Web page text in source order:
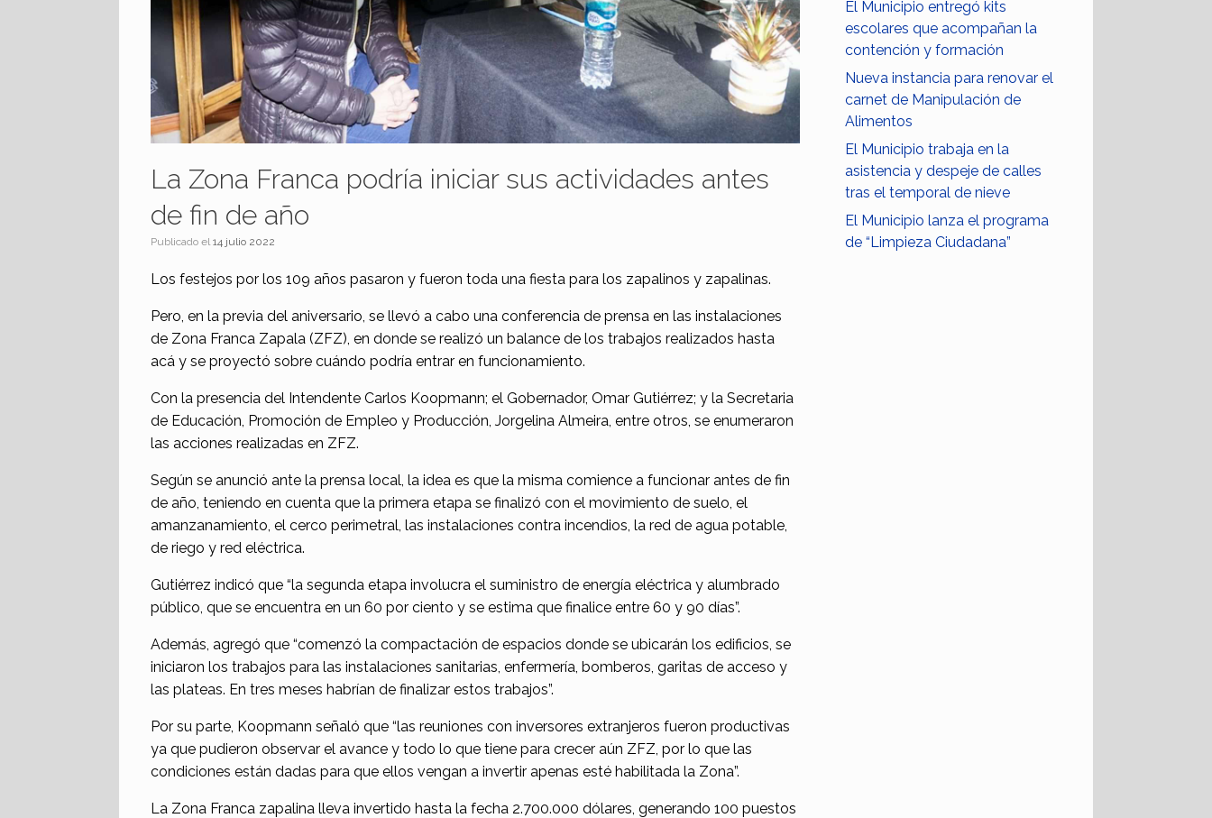
La Zona Franca podría iniciar sus actividades antes
de fin de año
Publicado el14 julio 2022
Los festejos por los 109 años pasaron y fueron toda una fiesta para los zapalinos y zapalinas.
Pero, en la previa del aniversario, se llevó a cabo una conferencia de prensa en las instalaciones
de Zona Franca Zapala (ZFZ), en donde se realizó un balance de los trabajos realizados hasta
acá y se proyectó sobre cuándo podría entrar en funcionamiento.
Con la presencia del Intendente Carlos Koopmann; el Gobernador, Omar Gutiérrez; y la Secretaria
de Educación, Promoción de Empleo y Producción, Jorgelina Almeira, entre otros, se enumeraron
las acciones realizadas en ZFZ.
Según se anunció ante la prensa local, la idea es que la misma comience a funcionar antes de fin
de año, teniendo en cuenta que la primera etapa se finalizó con el movimiento de suelo, el
amanzanamiento, el cerco perimetral, las instalaciones contra incendios, la red de agua potable,
de riego y red eléctrica.
Gutiérrez indicó que “la segunda etapa involucra el suministro de energía eléctrica y alumbrado
público, que se encuentra en un 60 por ciento y se estima que finalice entre 60 y 90 días”.
Además, agregó que “comenzó la compactación de espacios donde se ubicarán los edificios, se
iniciaron los trabajos para las instalaciones sanitarias, enfermería, bomberos, garitas de acceso y
las plateas. En tres meses habrían de finalizar estos trabajos”.
Por su parte, Koopmann señaló que “las reuniones con inversores extranjeros fueron productivas
ya que pudieron observar el avance y todo lo que tiene para crecer aún ZFZ, por lo que las
condiciones están dadas para que ellos vengan a invertir apenas esté habilitada la Zona”.
La Zona Franca zapalina lleva invertido hasta la fecha 2.700.000 dólares, generando 100 puestos
El Municipio entregó kits
escolares que acompañan la
contención y formación
Nueva instancia para renovar el
carnet de Manipulación de
Alimentos
El Municipio trabaja en la
asistencia y despeje de calles
tras el temporal de nieve
El Municipio lanza el programa
de “Limpieza Ciudadana”